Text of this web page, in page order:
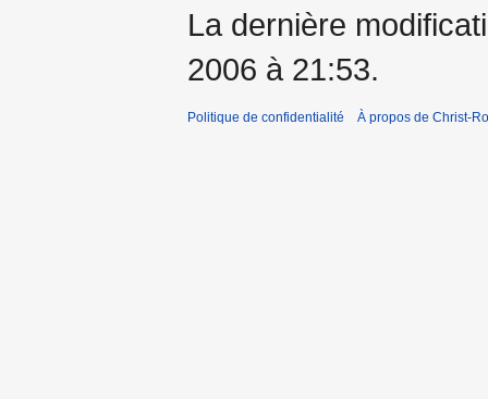
La dernière
2006 à 21:53.
Politique de confidentialité À propos de Christ-